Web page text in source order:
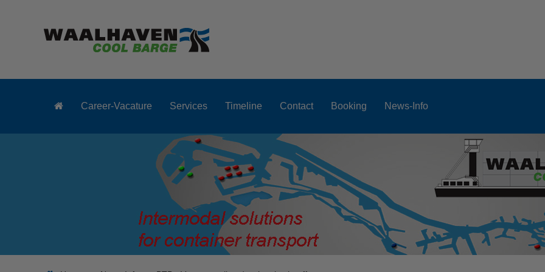
Career-Vacature Services Timeline Contact Booking News-Info